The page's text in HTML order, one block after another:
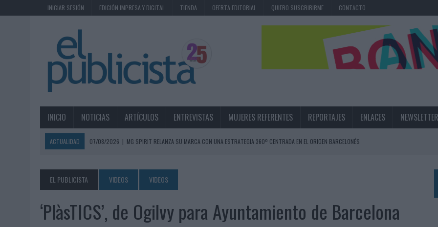
INICIAR SESIÓN EDICIÓN IMPRESA Y DIGITAL TIENDA OFERTA EDITORIAL QUIERO SUSCRIBIRME CONTACTO
INICIO NOTICIAS ARTÍCULOS ENTREVISTAS MUJERES REFERENTES REPORTAJES ENLACES NEWSLETTER
ACTUALIDAD 07/08/2026 | MG SPIRIT RELANZA SU MARCA CON UNA ESTRATEGIA 360º CENTRADA EN EL ORIGEN BARCELONÉS
07/08/2026 | VUELING CONVIERTE LOS RECUERDOS EN SOUVENIRS CON IA
07/08/2026 | CUANDO SE APAGUE EL SOL, EL ECLIPSE DE 2026 PONDRÁ A PRUEBA LA CREATIVIDAD DE LAS MARCAS
06/08/2026
‘LA VUELTA’, DE FENOMENAL PARA MÁLAGA CF
EL PUBLICISTA VIDEOS VIDEOS
‘PlàsTICS’, de Ogilvy para Ayuntamiento de Barcelona